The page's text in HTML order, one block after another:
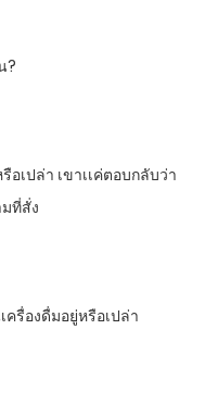
?
เปล่า​ เขาเเค่ตอบกลับว่า
ที่สั่ง
ครื่องดื่มอยู่หรือเปล่า​